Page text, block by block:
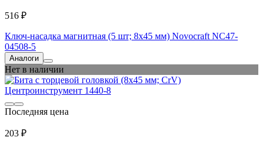
516 ₽
Ключ-насадка магнитная (5 шт; 8х45 мм) Novocraft NC47-
04508-5
Аналоги
Нет в наличии
Последняя цена
203 ₽